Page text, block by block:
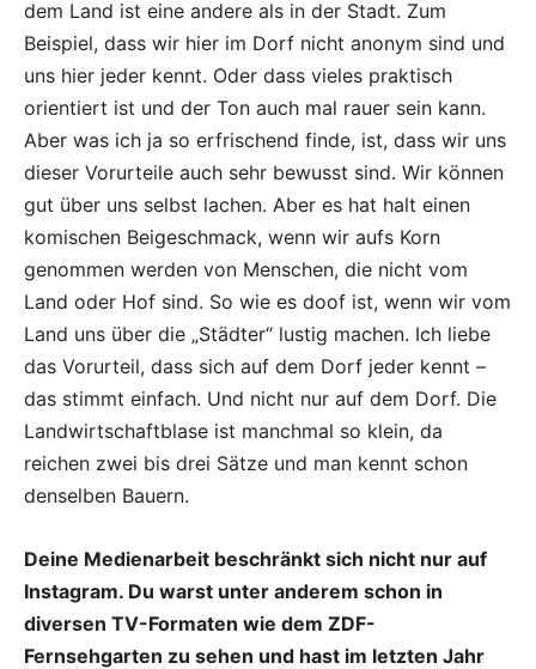
dem Land ist eine andere als in der Stadt. Zum
Beispiel, dass wir hier im Dorf nicht anonym sind und
uns hier jeder kennt. Oder dass vieles praktisch
orientiert ist und der Ton auch mal rauer sein kann.
Aber was ich ja so erfrischend finde, ist, dass wir uns
dieser Vorurteile auch sehr bewusst sind. Wir können
gut über uns selbst lachen. Aber es hat halt einen
komischen Beigeschmack, wenn wir aufs Korn
genommen werden von Menschen, die nicht vom
Land oder Hof sind. So wie es doof ist, wenn wir vom
Land uns über die „Städter“ lustig machen. Ich liebe
das Vorurteil, dass sich auf dem Dorf jeder kennt –
das stimmt einfach. Und nicht nur auf dem Dorf. Die
Landwirtschaftblase ist manchmal so klein, da
reichen zwei bis drei Sätze und man kennt schon
denselben Bauern.
Deine Medienarbeit beschränkt sich nicht nur auf
Instagram. Du warst unter anderem schon in
diversen TV-Formaten wie dem ZDF-
Fernsehgarten zu sehen und hast im letzten Jahr